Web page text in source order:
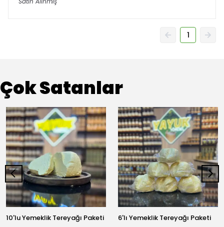
1
Çok Satanlar
10'lu Yemeklik Tereyağı Paketi 6'lı Yemeklik Tereyağı Paketi